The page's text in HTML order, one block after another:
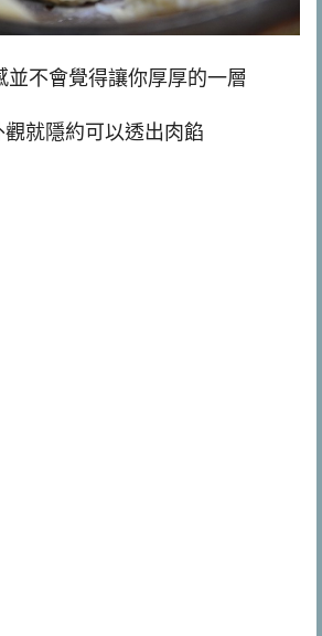
並不會覺得讓你厚厚的一層
觀就隱約可以透出肉餡